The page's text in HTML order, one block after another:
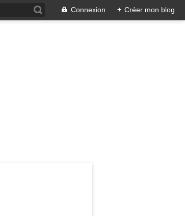
Connexion + Créer mon blog